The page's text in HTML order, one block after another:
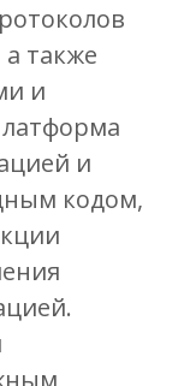
а также
и
и
кодом,